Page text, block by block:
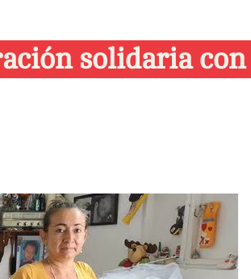
solidaria